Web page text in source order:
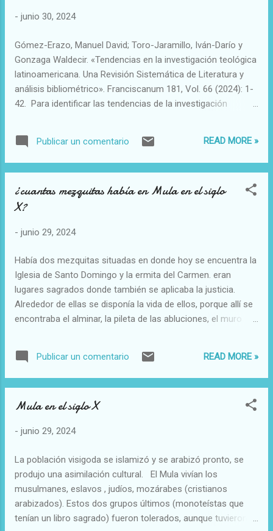
- junio 30, 2024
Gómez-Erazo, Manuel David; Toro-Jaramillo, Iván-Darío y
Gonzaga Waldecir. «Tendencias en la investigación teológica
latinoamericana. Una Revisión Sistemática de Literatura y
análisis bibliométrico». Franciscanum 181, Vol. 66 (2024): 1-
42. Para identificar las tendencias de la investigación
teológicas de alto impacto en este continente, teniendo
presente como marco teórico las definiciones de la teología
actual de la Iglesia católica, a propósito de los desafíos para
una teología en contexto y en salida. Con una metodología
como, por ejemplo, las universidades de mayor producción,
la investigación teológica y los principales temas que se
investigan en teología en América Latina, desde la gener...
Publicar un comentario READ MORE »
¿cuantas mezquitas había en Mula en el siglo
X?
- junio 29, 2024
Había dos mezquitas situadas en donde hoy se encuentra la
Iglesia de Santo Domingo y la ermita del Carmen. eran
lugares sagrados donde también se aplicaba la justicia.
Alrededor de ellas se disponía la vida de ellos, porque allí se
encontraba el alminar, la pileta de las abluciones, el muro
mezquita no se celebraban funerales, pero si en las puertas.
En la mezquita se participaba en el mensaje religioso los
viernes y las fiesta, y se hacía arengas contras los infieles,
Publicar un comentario READ MORE »
Mula en el siglo X
- junio 29, 2024
La población visigoda se islamizó y se arabizó pronto, se
produjo una asimilación cultural. El Mula vivían los
musulmanes, eslavos , judíos, mozárabes (cristianos
arabizados). Estos dos grupos últimos (monoteístas que
tenían un libro sagrado) fueron tolerados, aunque tuvieron